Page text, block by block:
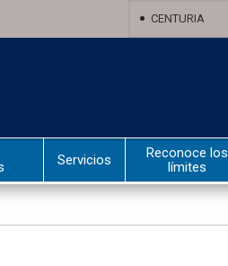
CENTURIA
Servicios
Reconoce los
límites